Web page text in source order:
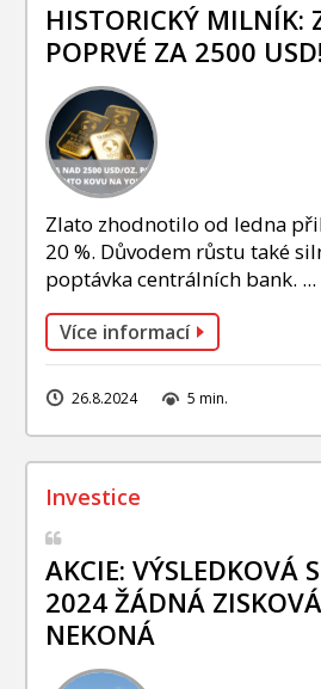
HISTORICKÝ MILNÍK:
POPRVÉ ZA 2500 USD!
Zlato zhodnotilo od ledna
20 %. Důvodem růstu také
poptávka centrálních bank. ...
Více informací
26.8.2024 5 min.
AKCIE: VÝSLEDKOVÁ
2024 ŽÁDNÁ ZISKOVÁ
NEKONÁ